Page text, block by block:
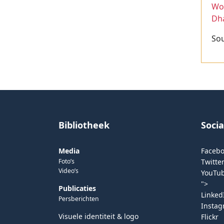
Bibliotheek
Media
Foto’s
Video’s
Publicaties
Persberichten
Visuele identiteit & logo
">
Flickr